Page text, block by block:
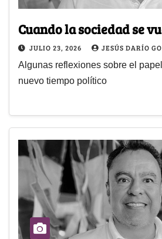
Cuando la sociedad se
JULIO 23, 2026 JESÚS DARÍO
Algunas reflexiones sobre el
nuevo tiempo político